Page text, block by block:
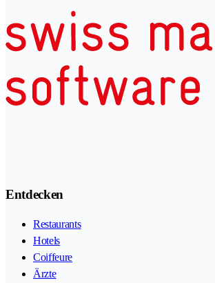
Entdecken
Restaurants
Hotels
Coiffeure
Ärzte